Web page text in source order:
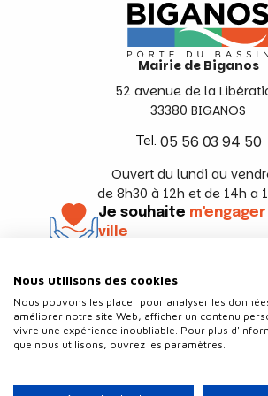
Mairie de Biganos
52 avenue de la
33380 BIGANOS
Tel. 05 56 03 94 50
Ouvert du lundi au
de 8h30 à 12h et de 14h a
Je souhaite
ville
Nous utilisons des cookies
Nous pouvons les placer pour analyser les
améliorer notre site Web, afficher un contenu
vivre une expérience inoubliable. Pour plus
que nous utilisons, ouvrez les paramètres.